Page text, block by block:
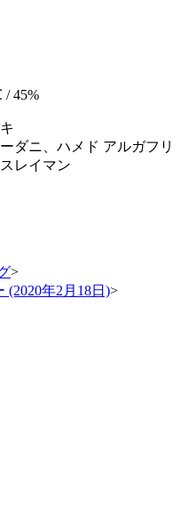
/ 45%
ダニ、ハメド アルガフリ
レイマン
>
(2020年2月18日)>